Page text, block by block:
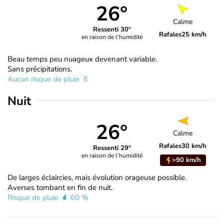
26°
Ressenti 30°
en raison de l'humidité
Calme
Rafales25 km/h
Beau temps peu nuageux devenant variable.
Sans précipitations.
Aucun risque de pluie
Nuit
26°
Ressenti 29°
en raison de l'humidité
Calme
Rafales30 km/h
>90 km/h
De larges éclaircies, mais évolution orageuse possible.
Averses tombant en fin de nuit.
Risque de pluie
60 %